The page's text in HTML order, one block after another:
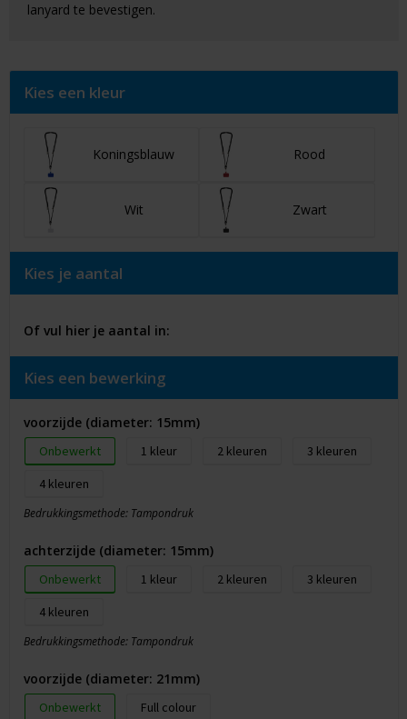
lanyard te bevestigen.
Kies een kleur
Koningsblauw Rood
Wit Zwart
Kies je aantal
Of vul hier je aantal in:
Kies een bewerking
voorzijde (diameter: 15mm)
Onbewerkt 1 2
3
4
Bedrukkingsmethode: Tampondruk
achterzijde (diameter: 15mm)
Onbewerkt 1 2
3
4
Bedrukkingsmethode: Tampondruk
voorzijde (diameter: 21mm)
Onbewerkt Full colour